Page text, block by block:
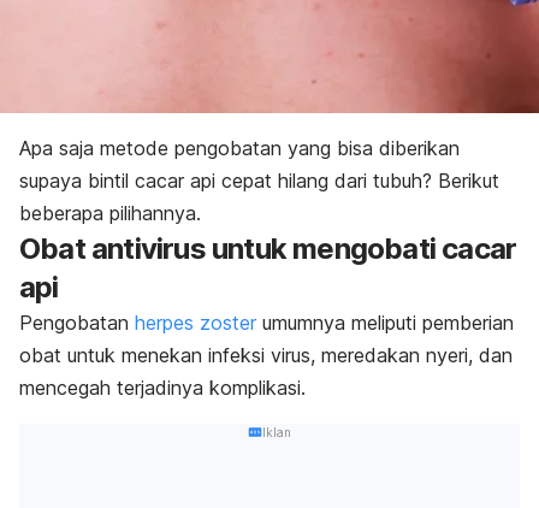
Apa saja metode pengobatan yang bisa diberikan
supaya bintil cacar api cepat hilang dari tubuh? Berikut
beberapa pilihannya.
Obat antivirus untuk mengobati cacar
api
Pengobatan herpes zoster umumnya meliputi pemberian
obat untuk menekan infeksi virus, meredakan nyeri, dan
mencegah terjadinya komplikasi.
Iklan